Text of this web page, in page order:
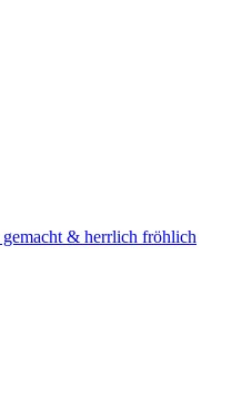
& herrlich fröhlich